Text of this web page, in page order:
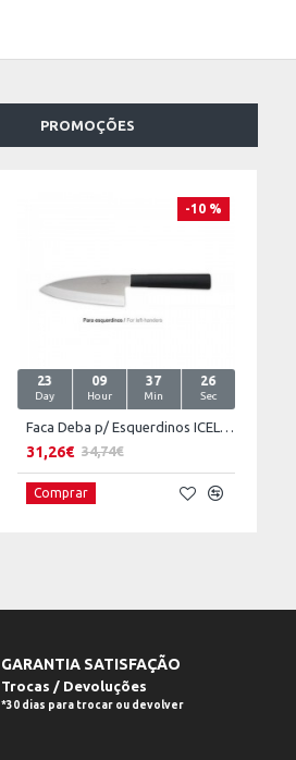
PROMOÇÕES
-10 %
23
Day
09
Hour
37
Min
26
Sec
31,26€ 34,74€
Comprar
GARANTIA SATISFAÇÃO
Trocas / Devoluções
*30 dias para trocar ou devolver